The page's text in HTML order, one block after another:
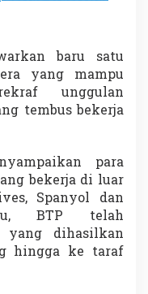
baru satu
yang mampu
unggulan
tembus bekerja
para
bekerja di luar
Spanyol dan
BTP telah
yang dihasilkan
hingga ke taraf